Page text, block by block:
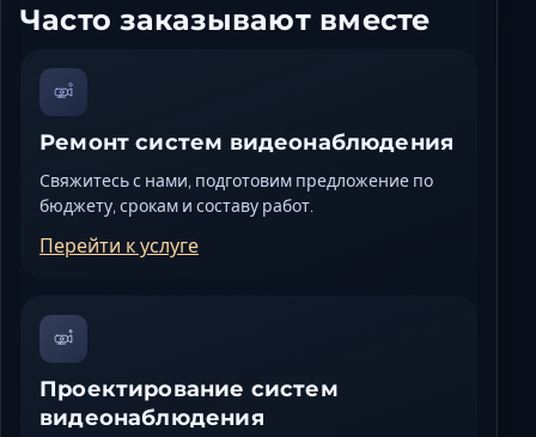
Часто заказывают вместе
Ремонт систем видеонаблюдения
Свяжитесь с нами, подготовим предложение по
бюджету, срокам и составу работ.
Перейти к услуге
Проектирование систем
видеонаблюдения